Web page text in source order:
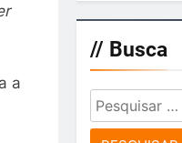
a
// Busca
Pesquisar
por: